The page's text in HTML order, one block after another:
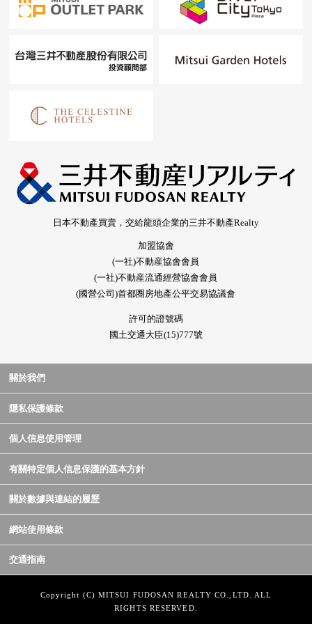
日本不動產買賣，交給龍頭企業的三井不動產Realty
加盟協會
(一社)不動産協會會員
(一社)不動産流通經營協會會員
(國營公司)首都圈房地產公平交易協議會
許可的證號碼
國土交通大臣(15)777號
關於我們
隱私保護條款
個人信息使用管理
有關特定個人信息保護的基本方針
關於數據與連結的履歷
網站使用條款
交通指南
Copyright (C) MITSUI FUDOSAN REALTY CO.,LTD. ALL
RIGHTS RESERVED.